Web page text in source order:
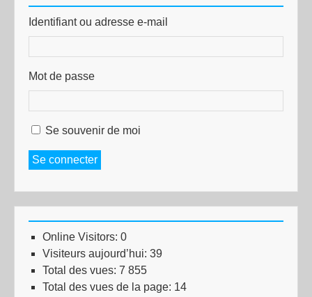
Identifiant ou adresse e-mail
Mot de passe
Se souvenir de moi
Se connecter
Online Visitors: 0
Visiteurs aujourd’hui: 39
Total des vues: 7 855
Total des vues de la page: 14